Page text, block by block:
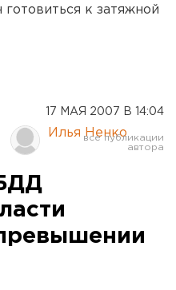
к затяжной
17 МАЯ 2007 В 14:04
Илья Ненко